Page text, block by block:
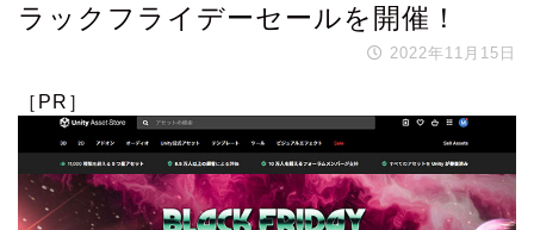
ラックフライデーセールを開催！
2022年11月15日
［PR］